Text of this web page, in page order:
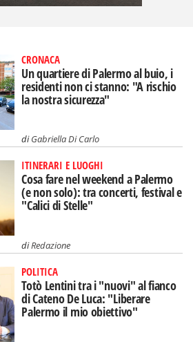
CRONACA
Un quartiere di Palermo al buio, i
residenti non ci stanno: "A rischio
la nostra sicurezza"
diGabriella Di Carlo
ITINERARI E LUOGHI
Cosa fare nel weekend a Palermo
(e non solo): tra concerti, festival e
"Calici di Stelle"
diRedazione
POLITICA
Totò Lentini tra i "nuovi" al fianco
di Cateno De Luca: "Liberare
Palermo il mio obiettivo"